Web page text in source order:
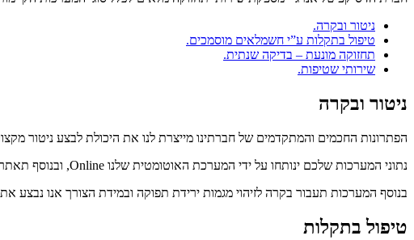
ניטור ובקרה.
טיפול בתקלות ע”י חשמלאים מוסמכים.
תחזוקה מונעת – בדיקה שנתית.
שירותי שטיפות.
ניטור ובקרה
הפתרונות החכמים והמתקדמים של חברתינו מייצרת לנו את היכולת לבצע ניטור
נתוני המערכות שלכם ינותחו על ידי המערכת האוטומטית שלנו Online, ובנוסף תאתר תקלות חשמליות ונדאג לטפל בהם בהקדם האפשרי.
בנוסף המערכות תעבור בקרה לזיהוי מגמות ירידת תפוקה ובמידת הצורך אנו נבצע
טיפול בתקלות